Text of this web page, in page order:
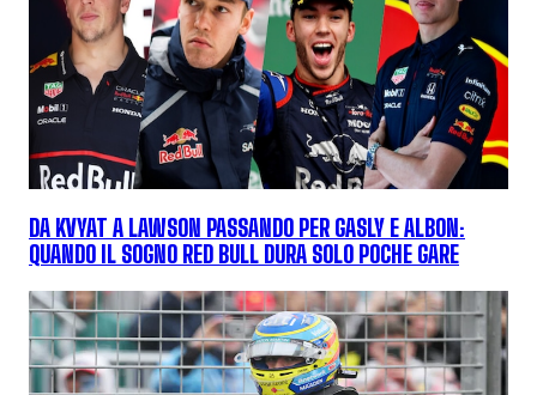
DA KVYAT A LAWSON PASSANDO PER GASLY E ALBON:
QUANDO IL SOGNO RED BULL DURA SOLO POCHE GARE